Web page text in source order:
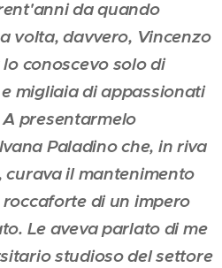
da quando
volta, davvero, Vincenzo
conoscevo solo di
migliaia di appassionati
presentarmelo
Paladino che, in riva
curava il mantenimento
di un impero
Le aveva parlato di me
studioso del settore